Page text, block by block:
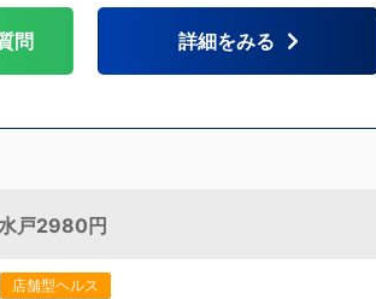
問 詳細をみる
戸2980円
店舗型ヘルス